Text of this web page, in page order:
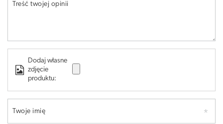
Treść twojej opinii
Dodaj własne
zdjęcie
produktu:
Twoje imię